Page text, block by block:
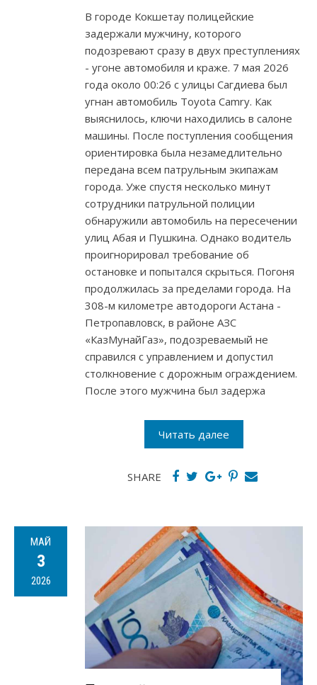
В городе Кокшетау полицейские
задержали мужчину, которого
подозревают сразу в двух преступлениях
- угоне автомобиля и краже. 7 мая 2026
года около 00:26 с улицы Сагдиева был
угнан автомобиль Toyota Camry. Как
выяснилось, ключи находились в салоне
машины. После поступления сообщения
ориентировка была незамедлительно
передана всем патрульным экипажам
города. Уже спустя несколько минут
сотрудники патрульной полиции
обнаружили автомобиль на пересечении
улиц Абая и Пушкина. Однако водитель
проигнорировал требование об
остановке и попытался скрыться. Погоня
продолжилась за пределами города. На
308-м километре автодороги Астана -
Петропавловск, в районе АЗС
«КазМунайГаз», подозреваемый не
справился с управлением и допустил
столкновение с дорожным ограждением.
После этого мужчина был задержа
Читать далее
SHARE
МАЙ
3
2026